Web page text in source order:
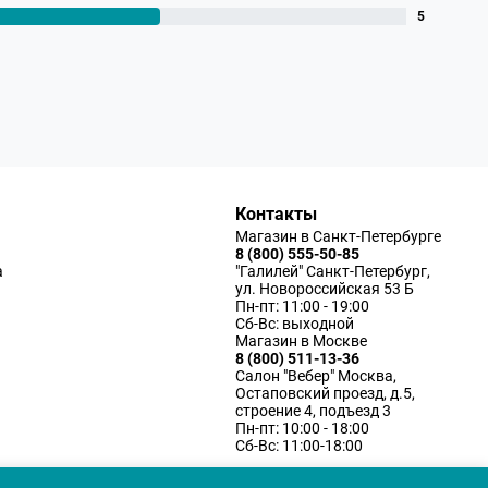
5
Контакты
Магазин в Санкт-Петербурге
8 (800) 555-50-85
"Галилей" Санкт-Петербург,
ул. Новороссийская 53 Б
Пн-пт: 11:00 - 19:00
Сб-Вс: выходной
Магазин в Москве
8 (800) 511-13-36
Салон "Вебер" Москва,
Остаповский проезд, д.5,
строение 4, подъезд 3
Пн-пт: 10:00 - 18:00
Сб-Вс: 11:00-18:00